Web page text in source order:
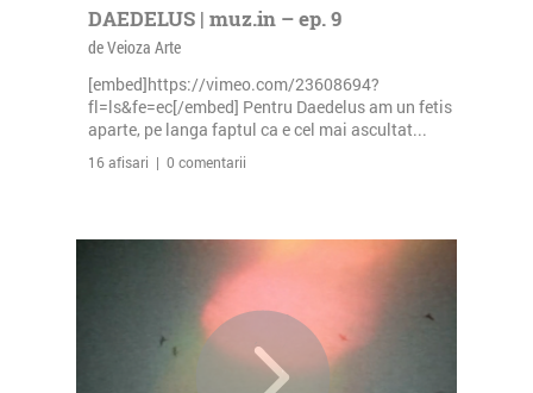
DAEDELUS | muz.in – ep. 9
de Veioza Arte
[embed]https://vimeo.com/23608694?
fl=ls&fe=ec[/embed] Pentru Daedelus am un fetis
aparte, pe langa faptul ca e cel mai ascultat...
16 afisari | 0 comentarii